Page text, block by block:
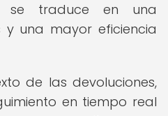
se traduce en una
una mayor eficiencia
de las devoluciones,
en tiempo real